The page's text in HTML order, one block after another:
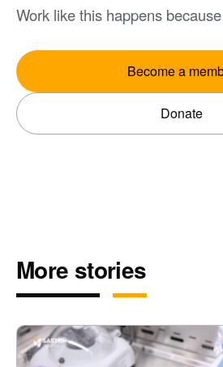
Work like this happens
Become a
Donate
More stories